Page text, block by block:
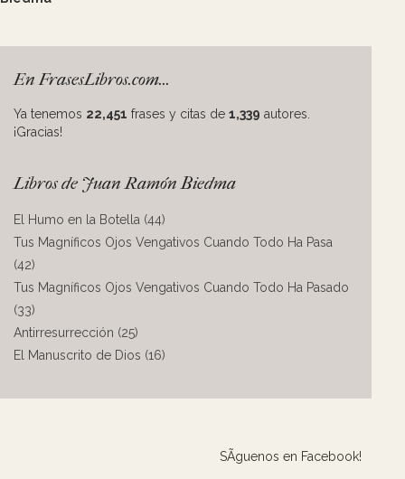
En FrasesLibros.com...
Ya tenemos 22,451 frases y citas de 1,339 autores.
¡Gracias!
Libros de Juan Ramón Biedma
El Humo en la Botella (44)
Tus Magníficos Ojos Vengativos Cuando Todo Ha Pasa
(42)
Tus Magníficos Ojos Vengativos Cuando Todo Ha Pasado
(33)
Antirresurrección (25)
El Manuscrito de Dios (16)
SÃ­guenos en Facebook!